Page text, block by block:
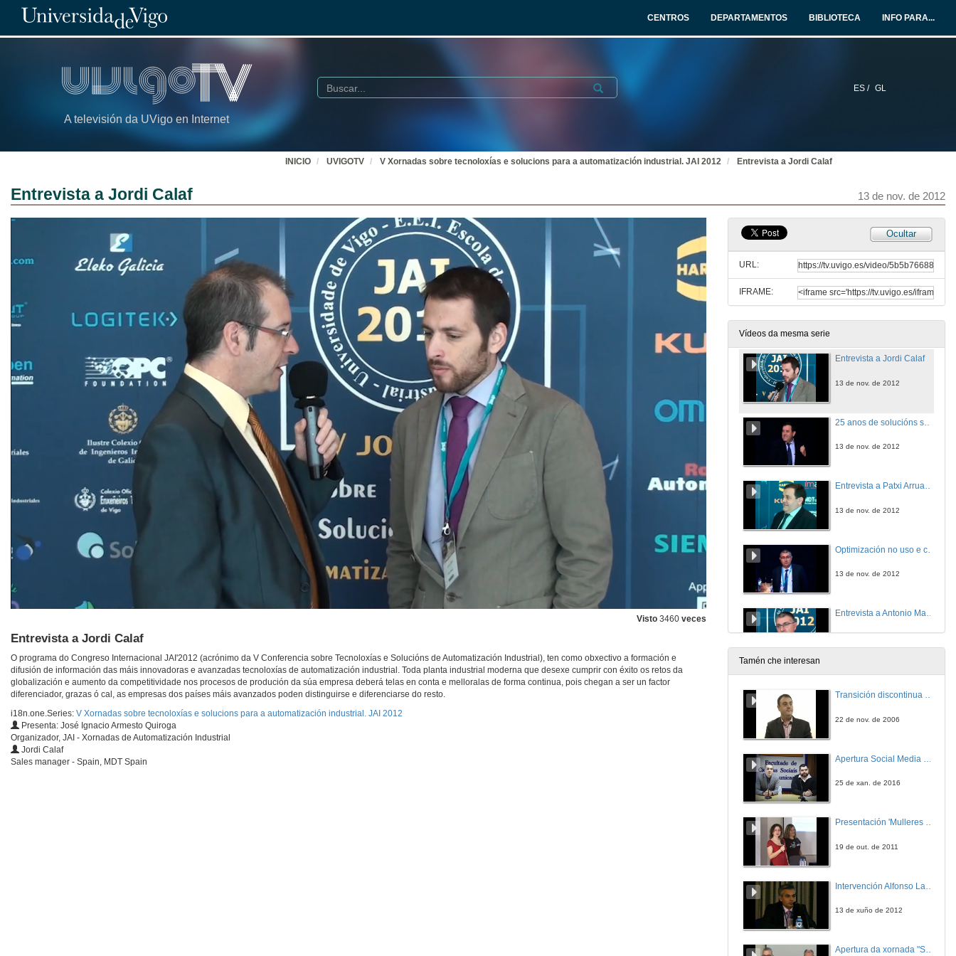
CENTROS DEPARTAMENTOS BIBLIOTECA INFO PARA...
A televisión da UVigo en Internet
ES / GL
Buscar Submit
INICIO UVIGOTV V Xornadas sobre tecnoloxías e solucions para a automatización industrial. JAI 2012 Entrevista a Jordi Calaf
Entrevista a Jordi Calaf 13 de nov. de 2012
Visto 3460 veces
Entrevista a Jordi Calaf
O programa do Congreso Internacional JAI'2012 (acrónimo da V Conferencia sobre Tecnoloxías e Solucións de Automatización Industrial), ten como obxectivo a formación e
difusión de información das máis innovadoras e avanzadas tecnoloxías de automatización industrial. Toda planta industrial moderna que desexe cumprir con éxito os retos da
globalización e aumento da competitividade nos procesos de produción da súa empresa deberá telas en conta e melloralas de forma continua, pois chegan a ser un factor
diferenciador, grazas ó cal, as empresas dos países máis avanzados poden distinguirse e diferenciarse do resto.
i18n.one.Series: V Xornadas sobre tecnoloxías e solucions para a automatización industrial. JAI 2012
Presenta: José Ignacio Armesto Quiroga
Organizador, JAI - Xornadas de Automatización Industrial
Jordi Calaf
Sales manager - Spain, MDT Spain
Ocultar
URL:
IFRAME:
Vídeos da mesma serie
Sistemas de información e xestión para a industria
13 de nov. de 2012
Entrevista a Gerardo Merino
Automation change management: ¿cómo xestionar os backups e as modificacións realizadas nos sistemas de automatización e control (CNC, Robot, HMI, SCADA, PCs)
13 de nov. de 2012
Entrevista a Jordi Calaf
13 de nov. de 2012
13 de nov. de 2012
Entrevista a Patxi Arruabarrena
13 de nov. de 2012
13 de nov. de 2012
Entrevista a Antonio Malvido
A automática na universidade española
13 de nov. de 2012
Tamén che interesan
Transición discontinua de partículas de microgel termosensible
22 de nov. de 2006
25 de xan. de 2016
Presentación 'Mulleres no software libre'
19 de out. de 2011
13 de xuño de 2012
Apertura da xornada "Smart-Energy, Smart-City"